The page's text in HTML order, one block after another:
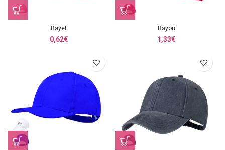
Bayet
0,62€
Bayon
1,33€